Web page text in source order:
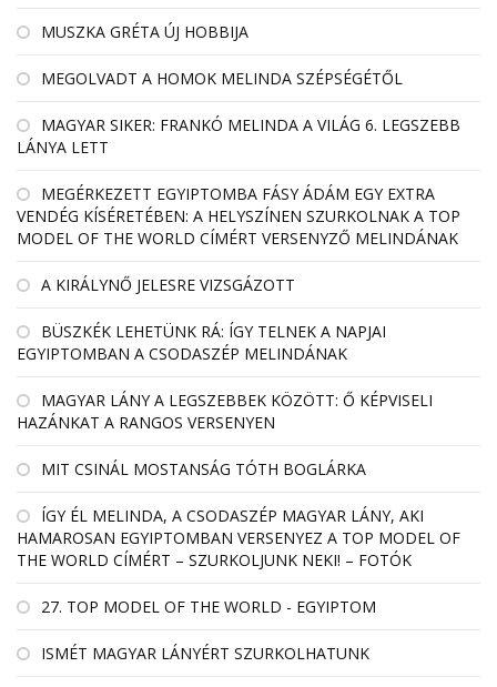
MUSZKA GRÉTA ÚJ HOBBIJA
MEGOLVADT A HOMOK MELINDA SZÉPSÉGÉTŐL
MAGYAR SIKER: FRANKÓ MELINDA A VILÁG 6. LEGSZEBB
LÁNYA LETT
MEGÉRKEZETT EGYIPTOMBA FÁSY ÁDÁM EGY EXTRA
VENDÉG KÍSÉRETÉBEN: A HELYSZÍNEN SZURKOLNAK A TOP
MODEL OF THE WORLD CÍMÉRT VERSENYZŐ MELINDÁNAK
A KIRÁLYNŐ JELESRE VIZSGÁZOTT
BÜSZKÉK LEHETÜNK RÁ: ÍGY TELNEK A NAPJAI
EGYIPTOMBAN A CSODASZÉP MELINDÁNAK
MAGYAR LÁNY A LEGSZEBBEK KÖZÖTT: Ő KÉPVISELI
HAZÁNKAT A RANGOS VERSENYEN
MIT CSINÁL MOSTANSÁG TÓTH BOGLÁRKA
ÍGY ÉL MELINDA, A CSODASZÉP MAGYAR LÁNY, AKI
HAMAROSAN EGYIPTOMBAN VERSENYEZ A TOP MODEL OF
THE WORLD CÍMÉRT – SZURKOLJUNK NEKI! – FOTÓK
27. TOP MODEL OF THE WORLD - EGYIPTOM
ISMÉT MAGYAR LÁNYÉRT SZURKOLHATUNK